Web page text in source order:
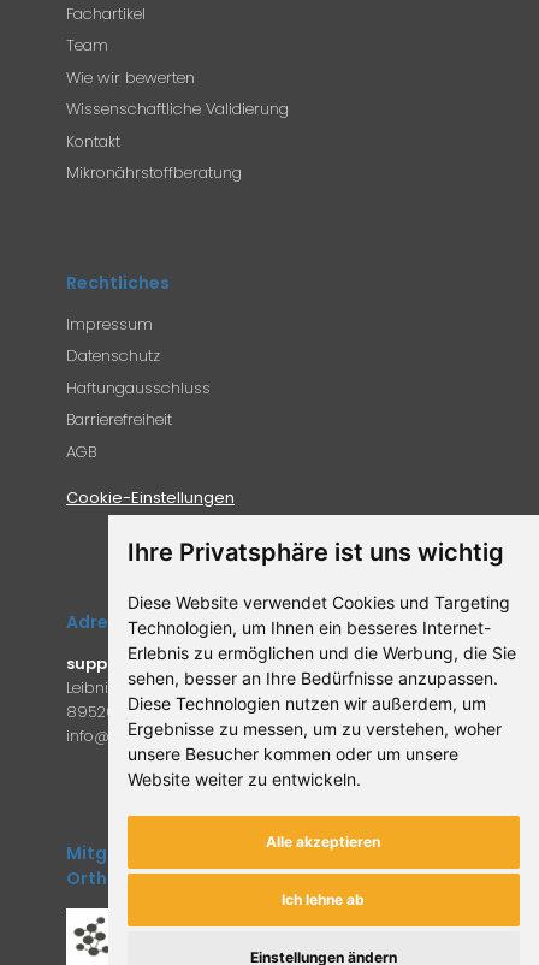
Ihre Privatsphäre ist uns wichtig
Diese Website verwendet Cookies und Targeting
Technologien, um Ihnen ein besseres Internet-
Erlebnis zu ermöglichen und die Werbung, die Sie
sehen, besser an Ihre Bedürfnisse anzupassen.
Diese Technologien nutzen wir außerdem, um
Ergebnisse zu messen, um zu verstehen, woher
unsere Besucher kommen oder um unsere
Website weiter zu entwickeln.
Alle akzeptieren
Ich lehne ab
Einstellungen ändern
Fachartikel
Team
Wie wir bewerten
Wissenschaftliche Validierung
Kontakt
Mikronährstoffberatung
Rechtliches
Impressum
Datenschutz
Haftungausschluss
Barrierefreiheit
AGB
Cookie-Einstellungen
Adresse
supplemento.de
Leibniz-Campus 9
89520 Heidenheim an der Brenz
info@supplemento.de
Mitglied des Forum
Orthomolekulare Medizin